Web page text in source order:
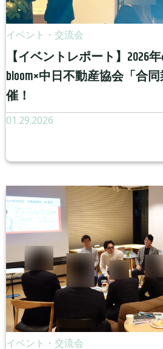
イベント・交流会
【イベントレポート】2026
bloom×中日不動産協会「合
催！
01.29.2026
イベント・交流会